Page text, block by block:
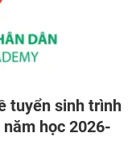
tuyển sinh trình
học 2026-